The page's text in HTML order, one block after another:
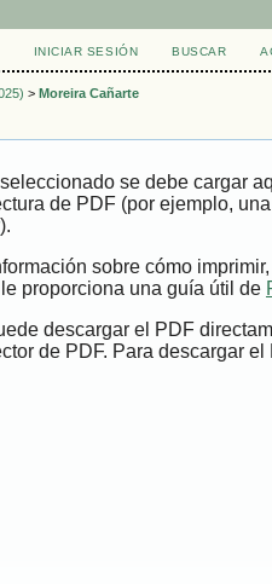
INICIAR SESIÓN BUSCAR
> Moreira Cañarte
se debe cargar
de PDF (por ejemplo,
).
sobre cómo
proporciona una guía útil de
descargar el PDF
de PDF. Para descargar